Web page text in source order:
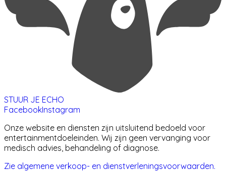
STUUR JE ECHO
FacebookInstagram
Onze website en diensten zijn uitsluitend bedoeld voor
entertainmentdoeleinden. Wij zijn geen vervanging voor
medisch advies, behandeling of diagnose.
Zie algemene verkoop- en dienstverleningsvoorwaarden.